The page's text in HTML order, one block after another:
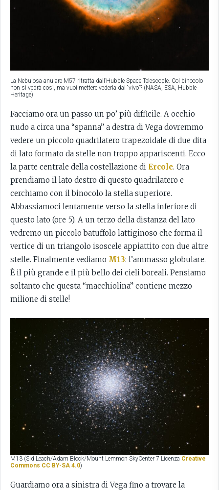
La Nebulosa anulare M57 ritratta dall’Hubble Space Telescople. Col binocolo
non si vedrà così, ma vuoi mettere vederla dal “vivo”? (NASA, ESA, Hubble
Heritage)
Facciamo ora un passo un po’ più difficile. A occhio
nudo a circa una “spanna” a destra di Vega dovremmo
vedere un piccolo quadrilatero trapezoidale di due dita
di lato formato da stelle non troppo appariscenti. Ecco
la parte centrale della costellazione di Ercole. Ora
prendiamo il lato destro di questo quadrilatero e
cerchiamo con il binocolo la stella superiore.
Abbassiamoci lentamente verso la stella inferiore di
questo lato (ore 5). A un terzo della distanza del lato
vedremo un piccolo batuffolo lattiginoso che forma il
vertice di un triangolo isoscele appiattito con due altre
stelle. Finalmente vediamo M13: l’ammasso globulare.
È il più grande e il più bello dei cieli boreali. Pensiamo
soltanto che questa “macchiolina” contiene mezzo
milione di stelle!
M13 (Sid Leach/Adam Block/Mount Lemmon SkyCenter 7 Licenza Creative
Commons CC BY-SA 4.0)
Guardiamo ora a sinistra di Vega fino a trovare la